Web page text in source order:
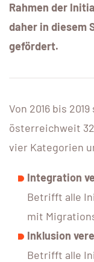
Rahmen der
daher in diesem
gefördert.
Von 2016 bis
österreichweit
vier Kategorien
Integration
Betrifft alle
mit
Inklusion
Betrifft alle